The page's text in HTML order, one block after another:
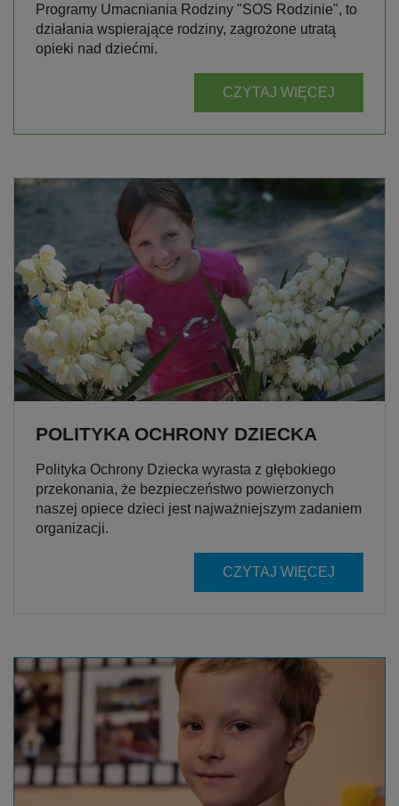
Programy Umacniania Rodziny "SOS Rodzinie", to
działania wspierające rodziny, zagrożone utratą
opieki nad dziećmi.
CZYTAJ WIĘCEJ
POLITYKA OCHRONY DZIECKA
Polityka Ochrony Dziecka wyrasta z głębokiego
przekonania, że bezpieczeństwo powierzonych
naszej opiece dzieci jest najważniejszym zadaniem
organizacji.
CZYTAJ WIĘCEJ